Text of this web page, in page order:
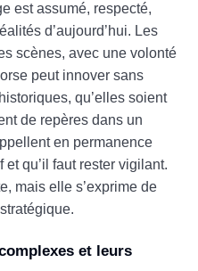
est assumé, respecté,
d’aujourd’hui. Les
scènes, avec une volonté
peut innover sans
qu’elles soient
de repères dans un
en permanence
et qu’il faut rester vigilant.
mais elle s’exprime de
et leurs